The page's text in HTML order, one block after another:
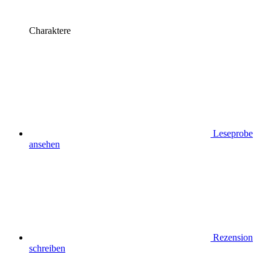
Charaktere
Leseprobe
ansehen
Rezension
schreiben